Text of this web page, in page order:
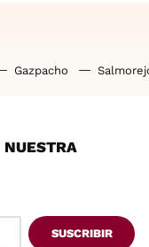
Gazpacho
SUSCRIBIR